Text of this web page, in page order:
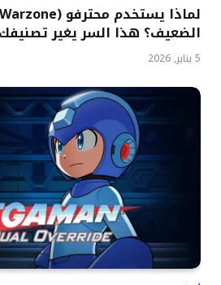
الضعيف؟ هذا السر يغير
5 يناير, 2026